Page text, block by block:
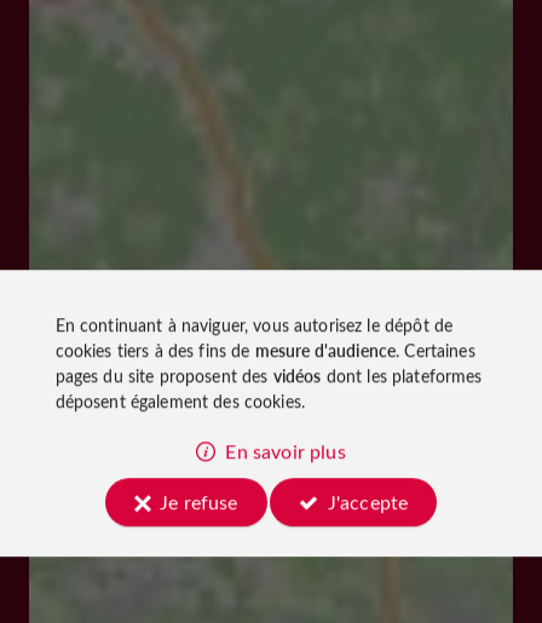
En continuant à naviguer, vous autorisez le dépôt de
cookies tiers à des fins de mesure d'audience. Certaines
pages du site proposent des vidéos dont les plateformes
déposent également des cookies.
En savoir plus
Je refuse
J'accepte